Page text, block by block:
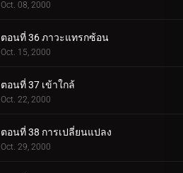
Oct. 08, 2000
ตอนที่ 36 ภาวะแทรกซ้อน
Oct. 15, 2000
ตอนที่ 37 เข้าใกล้
Oct. 22, 2000
ตอนที่ 38 การเปลี่ยนแปลง
Oct. 29, 2000